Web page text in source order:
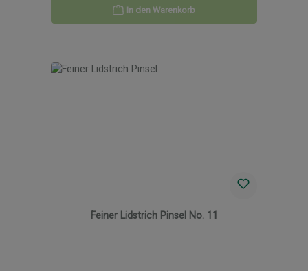
In den Warenkorb
Feiner Lidstrich Pinsel No. 11